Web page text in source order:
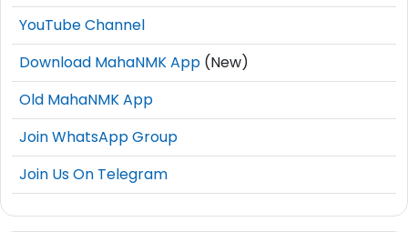
YouTube Channel
Download MahaNMK App (New)
Old MahaNMK App
Join WhatsApp Group
Join Us On Telegram